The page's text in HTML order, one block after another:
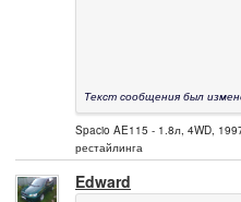
Текст сообщения был
Spacio AE115 - 1.8л, 4WD,
рестайлинга
Edward